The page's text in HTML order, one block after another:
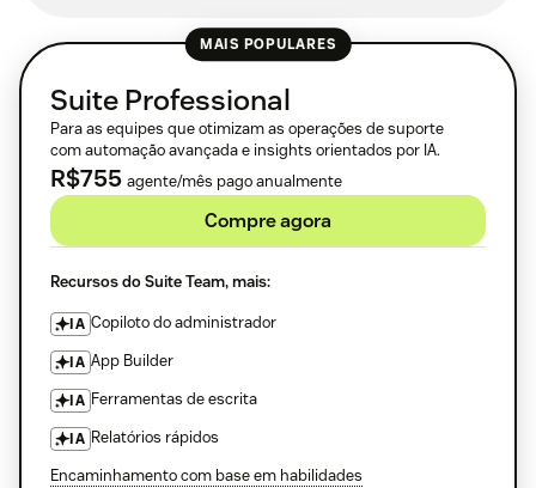
MAIS POPULARES
Suite Professional
Para as equipes que otimizam as operações de suporte
com automação avançada e insights orientados por IA.
R$755 agente/mês pago anualmente
Compre agora
Recursos do Suite Team, mais:
IA Copiloto do administrador
IA App Builder
IA Ferramentas de escrita
IA Relatórios rápidos
Encaminhamento com base em habilidades